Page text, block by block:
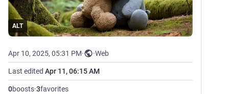
ALT
Apr 10, 2025, 05:31 PM· ·Web
Last edited Apr 11, 06:15 AM
0boosts·3favorites